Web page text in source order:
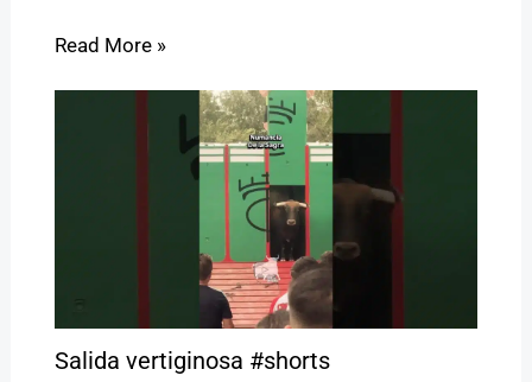
Read More »
Salida vertiginosa #shorts